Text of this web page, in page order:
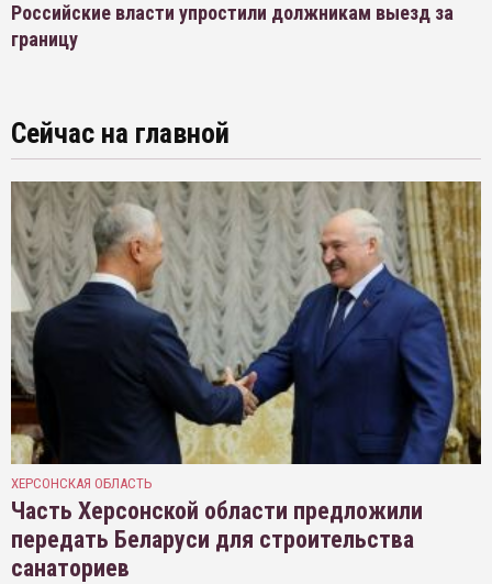
Российские власти упростили должникам выезд за
границу
Сейчас на главной
ХЕРСОНСКАЯ ОБЛАСТЬ
Часть Херсонской области предложили
передать Беларуси для строительства
санаториев